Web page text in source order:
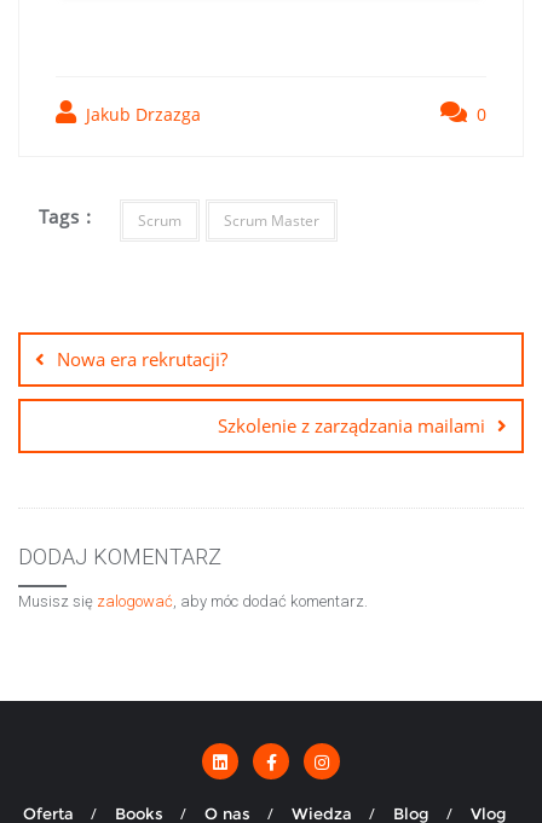
Jakub Drzazga 0
Tags : Scrum Scrum Master
wpisuNowa era rekrutacji?
Szkolenie z zarządzania mailami
DODAJ KOMENTARZ
Musisz się zalogować , aby móc dodać komentarz.
Oferta Books O nas Wiedza Blog Vlog